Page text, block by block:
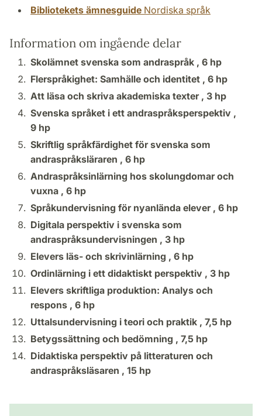
Bibliotekets ämnesguide Nordiska språk
Information om ingående delar
Skolämnet svenska som andraspråk , 6 hp
Flerspråkighet: Samhälle och identitet , 6 hp
Att läsa och skriva akademiska texter , 3 hp
Svenska språket i ett andraspråksperspektiv ,
9 hp
Skriftlig språkfärdighet för svenska som
andraspråksläraren , 6 hp
Andraspråksinlärning hos skolungdomar och
vuxna , 6 hp
Språkundervisning för nyanlända elever , 6 hp
Digitala perspektiv i svenska som
andraspråksundervisningen , 3 hp
Elevers läs- och skrivinlärning , 6 hp
Ordinlärning i ett didaktiskt perspektiv , 3 hp
Elevers skriftliga produktion: Analys och
respons , 6 hp
Uttalsundervisning i teori och praktik , 7,5 hp
Betygssättning och bedömning , 7,5 hp
Didaktiska perspektiv på litteraturen och
andraspråksläsaren , 15 hp